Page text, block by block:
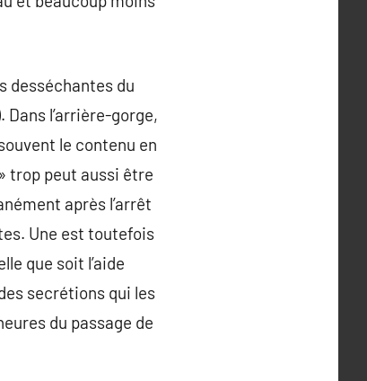
desséchantes du
l’arrière-gorge,
le contenu en
trop peut aussi être
après l’arrêt
Une est toutefois
que soit l’aide
secrétions qui les
du passage de